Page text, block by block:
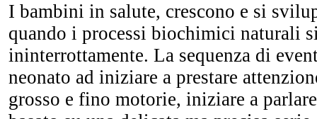
I bambini in salute, crescono e si
quando i processi biochimici naturali
ininterrottamente. La sequenza di
neonato ad iniziare a prestare
grosso e fino motorie, iniziare a